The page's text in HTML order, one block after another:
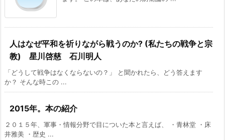
人はなぜ平和を祈りながら戦うのか? (私たちの戦争と宗
教) 星川啓慈 石川明人
「どうして戦争はなくならないの？」 と聞かれたら、どう答えます
か？ そんな時この ...
2015年。本の紹介
２０１５年、軍事・情報分野で目についた本と言えば、 ・青林堂 ・床
井雅美 ・歴史 ...